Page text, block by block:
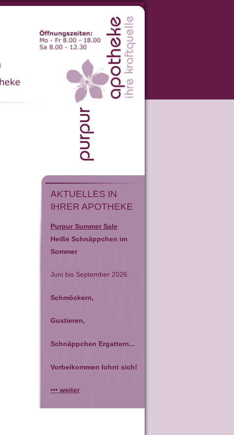
AKTUELLES IN
IHRER APOTHEKE
Purpur Summer Sale
Heiße Schnäppchen im
Sommer
Juni bis September 2026
Schmöckern,
Gustieren,
Schnäppchen Ergattern...
Vorbeikommen lohnt sich!
••• weiter